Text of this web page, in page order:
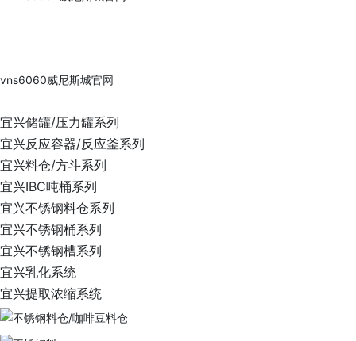
vns6060威尼斯城官网
宜兴储罐/压力罐系列
宜兴反应容器/反应釜系列
宜兴料仓/方斗系列
宜兴IBC吨桶系列
宜兴不锈钢料仓系列
宜兴不锈钢桶系列
宜兴不锈钢槽系列
宜兴乳化系统
宜兴提取浓缩系统